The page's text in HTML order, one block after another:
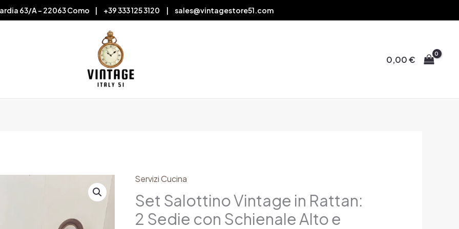
63/A – 22063 Como | +39 333 125 3120 | sales@vintagestore51.com
0,00€
Servizi Cucina
Set Salottino Vintage in Rattan:
2 Sedie con Schienale Alto e
Set
Salottino
Vintage
in